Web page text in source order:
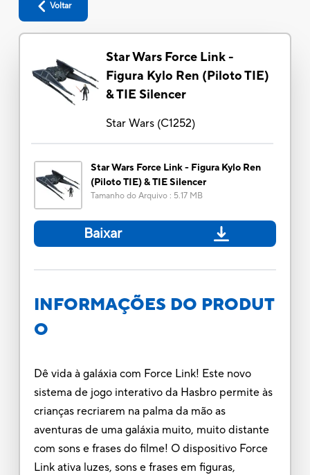
Voltar
Star Wars Force Link -
Figura Kylo Ren (Piloto TIE)
& TIE Silencer
Star Wars(C1252)
Star Wars Force Link - Figura Kylo Ren
(Piloto TIE) & TIE Silencer
Tamanho do Arquivo: 5.17 MB
Baixar
INFORMAÇÕES DO PRODUT
O
Dê vida à galáxia com Force Link! Este novo
sistema de jogo interativo da Hasbro permite às
crianças recriarem na palma da mão as
aventuras de uma galáxia muito, muito distante
com sons e frases do filme! O dispositivo Force
Link ativa luzes, sons e frases em figuras,